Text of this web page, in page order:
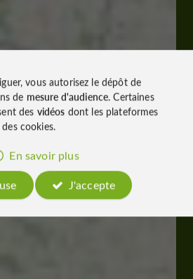
vous autorisez le dépôt de
de mesure d'audience. Certaines
des vidéos dont les plateformes
cookies.
En savoir plus
J'accepte